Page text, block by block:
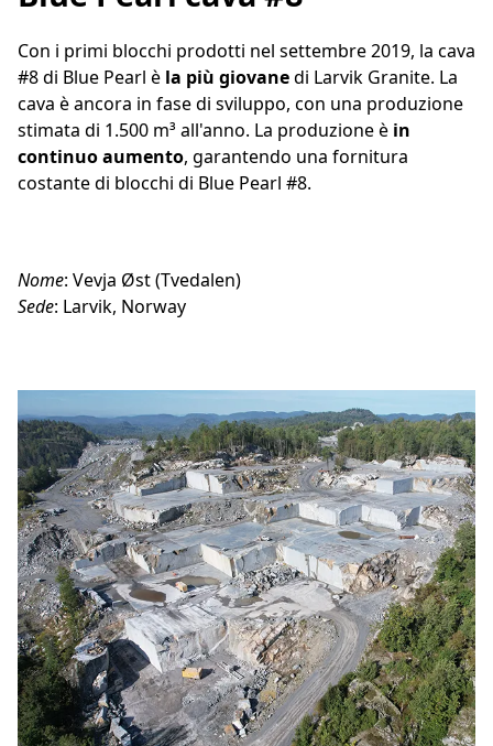
Con i primi blocchi prodotti nel settembre 2019, la cava
#8 di Blue Pearl è la più giovanedi Larvik Granite. La
cava è ancora in fase di sviluppo, con una produzione
stimata di 1.500 m³ all'anno. La produzione è in
continuo aumento, garantendo una fornitura
costante di blocchi di Blue Pearl #8.
Nome: Vevja Øst (Tvedalen)
Sede: Larvik, Norway